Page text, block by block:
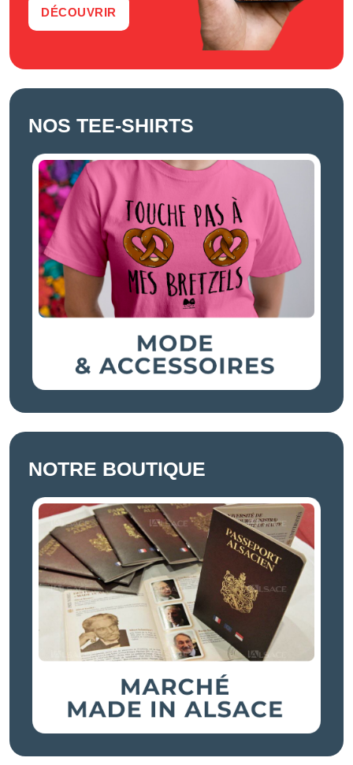
DÉCOUVRIR
NOS TEE-SHIRTS
NOTRE BOUTIQUE